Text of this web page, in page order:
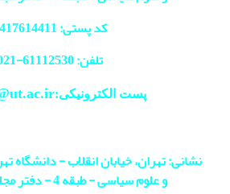
کد پستی: 1417614411
تلفن: 61112530-
پست الکترونیکی:lawmag
نشانی: تهران، خیابان انقلاب -
و علوم سیاسی - طبقه 4 - دفتر مجله - اتاق 413